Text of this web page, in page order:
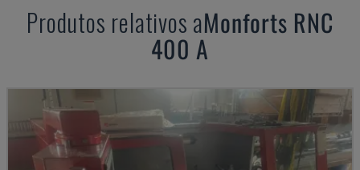
Produtos relativos aMonforts RNC
400 A